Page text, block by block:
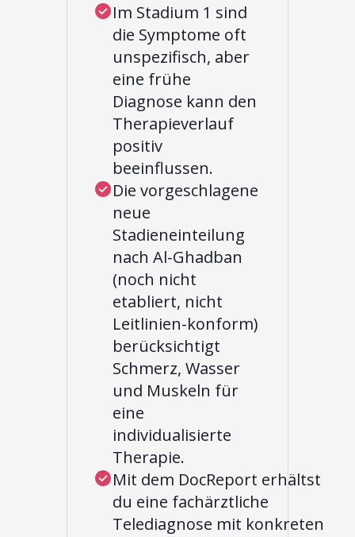
Im Stadium 1 sind
die Symptome oft
unspezifisch, aber
eine frühe
Diagnose kann den
Therapieverlauf
positiv
beeinflussen.
Die vorgeschlagene
neue
Stadieneinteilung
nach Al-Ghadban
(noch nicht
etabliert, nicht
Leitlinien-konform)
berücksichtigt
Schmerz, Wasser
und Muskeln für
eine
individualisierte
Therapie.
Mit dem DocReport erhältst
du eine fachärztliche
Telediagnose mit konkreten